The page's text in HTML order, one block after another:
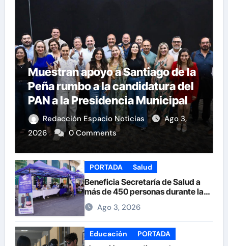
Muestran apoyo a Santiago de la
Peña rumbo a la candidatura del
PAN a la Presidencia Municipal
Redacción Espacio Noticias
Ago 3,
2026
0 Comments
PORTADA Salud
Beneficia Secretaría de Salud a
más de 450 personas durante la
Feria de la Salud en la Plaza de
ArmasAgo 3, 2026
Educación PORTADA